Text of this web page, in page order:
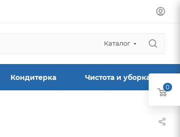
Каталог
Кондитерка Чистота и уборка
0